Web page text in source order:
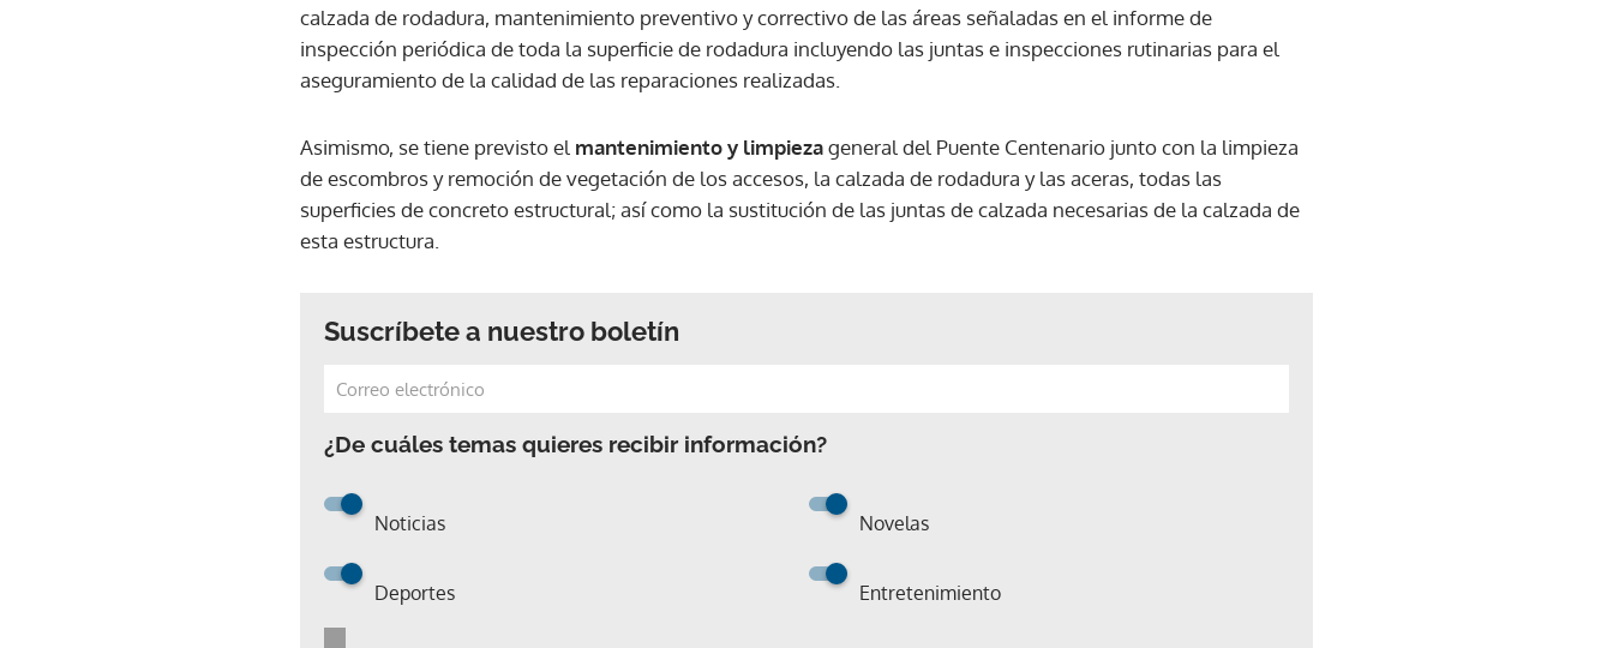
calzada de rodadura, mantenimiento preventivo y correctivo de las áreas señaladas en el informe de
inspección periódica de toda la superficie de rodadura incluyendo las juntas e inspecciones rutinarias para el
aseguramiento de la calidad de las reparaciones realizadas.
Asimismo, se tiene previsto el mantenimiento y limpiezageneral del Puente Centenario junto con la limpieza
de escombros y remoción de vegetación de los accesos, la calzada de rodadura y las aceras, todas las
superficies de concreto estructural; así como la sustitución de las juntas de calzada necesarias de la calzada de
esta estructura.
Suscríbete a nuestro boletín
¿De cuáles temas quieres recibir información?
Noticias Novelas
Deportes Entretenimiento